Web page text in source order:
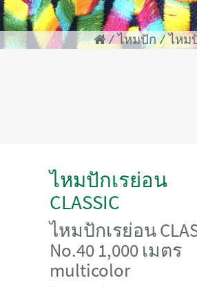
⁄ไหมปัก⁄ไหม
ไหมปักเรย่อน
CLASSIC
ไหมปักเรย่อน
No.40 1,000 เมตร
multicolor